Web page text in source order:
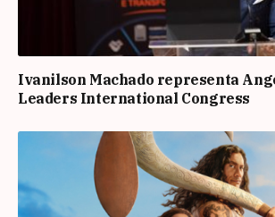
Ivanilson Machado representa
Leaders International Congress